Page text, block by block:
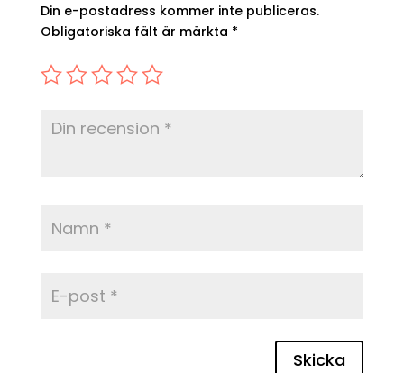
Din e-postadress kommer inte publiceras.
Obligatoriska fält är märkta *
Skicka